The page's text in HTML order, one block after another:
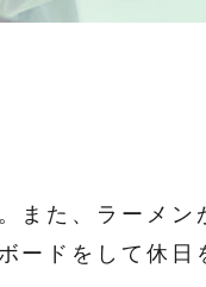
また、ラーメン
ードをして休日